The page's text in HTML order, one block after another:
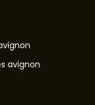
avignon